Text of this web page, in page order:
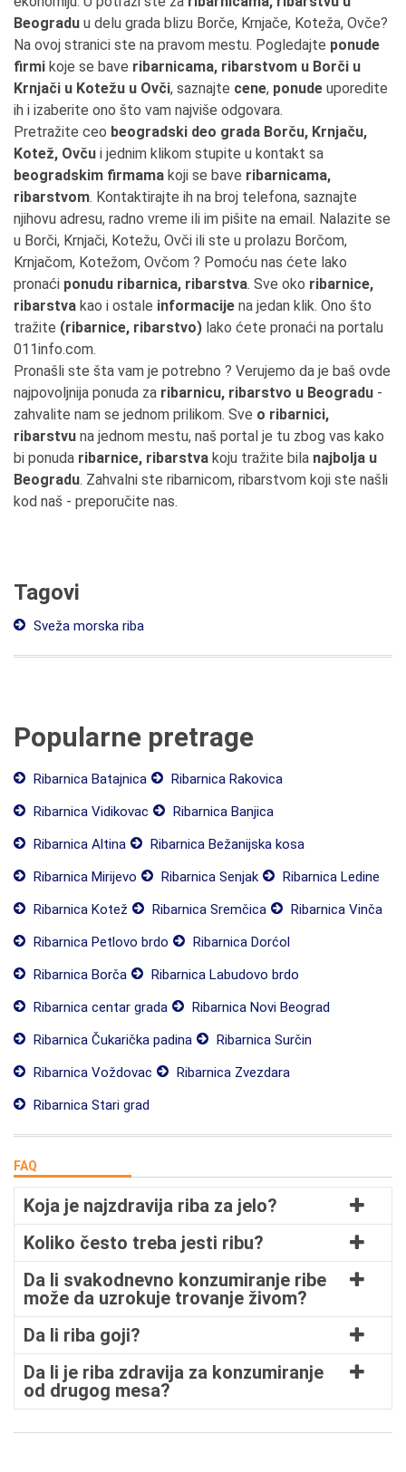
Beogradu u delu grada blizu Borče, Krnjače, Koteža, Ovče?
Na ovoj stranici ste na pravom mestu. Pogledajte ponude
firmi koje se bave ribarnicama, ribarstvom u Borči u
Krnjači u Kotežu u Ovči, saznajte cene, ponude uporedite
ih i izaberite ono što vam najviše odgovara.
Pretražite ceo beogradski deo grada Borču, Krnjaču,
Kotež, Ovču i jednim klikom stupite u kontakt sa
beogradskim firmama koji se bave ribarnicama,
ribarstvom. Kontaktirajte ih na broj telefona, saznajte
njihovu adresu, radno vreme ili im pišite na email. Nalazite se
u Borči, Krnjači, Kotežu, Ovči ili ste u prolazu Borčom,
Krnjačom, Kotežom, Ovčom ? Pomoću nas ćete lako
pronaći ponudu ribarnica, ribarstva. Sve oko ribarnice,
ribarstva kao i ostale informacije na jedan klik. Ono što
tražite (ribarnice, ribarstvo) lako ćete pronaći na portalu
011info.com.
Pronašli ste šta vam je potrebno ? Verujemo da je baš ovde
najpovoljnija ponuda za ribarnicu, ribarstvo u Beogradu -
zahvalite nam se jednom prilikom. Sve o ribarnici,
ribarstvu na jednom mestu, naš portal je tu zbog vas kako
bi ponuda ribarnice, ribarstva koju tražite bila najbolja u
Beogradu. Zahvalni ste ribarnicom, ribarstvom koji ste našli
kod naš - preporučite nas.
Tagovi
Sveža morska riba
Popularne pretrage
Ribarnica Batajnica
Ribarnica Rakovica
Ribarnica Vidikovac
Ribarnica Banjica
Ribarnica Altina
Ribarnica Bežanijska kosa
Ribarnica Mirijevo
Ribarnica Senjak
Ribarnica Ledine
Ribarnica Kotež
Ribarnica Sremčica
Ribarnica Vinča
Ribarnica Petlovo brdo
Ribarnica Dorćol
Ribarnica Borča
Ribarnica Labudovo brdo
Ribarnica centar grada
Ribarnica Novi Beograd
Ribarnica Čukarička padina
Ribarnica Surčin
Ribarnica Voždovac
Ribarnica Zvezdara
Ribarnica Stari grad
FAQ
Koja je najzdravija riba za jelo?
Koliko često treba jesti ribu?
Da li svakodnevno konzumiranje ribe
može da uzrokuje trovanje živom?
Da li riba goji?
Da li je riba zdravija za konzumiranje
od drugog mesa?